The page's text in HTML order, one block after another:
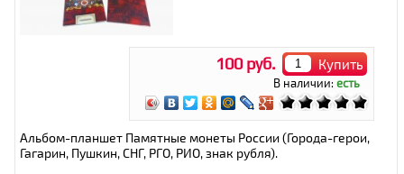
100 руб. Купить
В наличии:есть
Альбом-планшет Памятные монеты России (Города-герои,
Гагарин, Пушкин, СНГ, РГО, РИО, знак рубля).